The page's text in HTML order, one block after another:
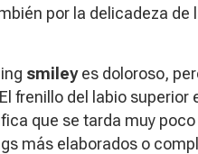
por la delicadeza
smileyes doloroso,
frenillo del labio superior
que se tarda muy
más elaborados o